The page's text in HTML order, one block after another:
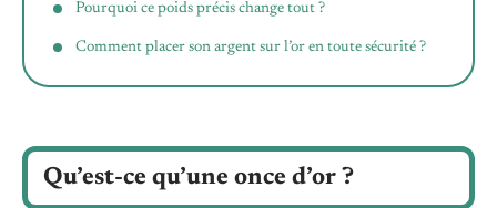
Pourquoi ce poids précis change tout ?
Comment placer son argent sur l’or en toute sécurité ?
Qu’est-ce qu’une once d’or ?